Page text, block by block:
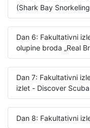
(Shark Bay
Dan 6: Fakultativni
olupine broda „Real
Dan 7: Fakultativni
izlet - Discover Scuba
Dan 8: Fakultativni